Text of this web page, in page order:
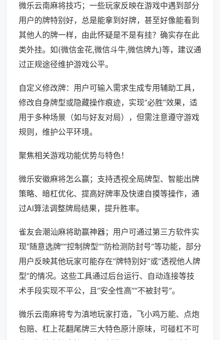
微乐云南麻将技巧；一些玩家反映在游戏中遇到部分
用户的牌特别好，总是能拿到好牌，甚至好像能看到
其他人的牌一样，由此怀疑是不是有挂？确实存在此
类外挂。如(微信金花,微信斗牛,微信牌九)等，建议通
过正规途径维护游戏公平。
自定义修改牌：用户可输入需求生成专用辅助工具，
修改自身牌型或隐藏操作痕迹，实现“必胜”效果，适
用于多种场景（如与好友对局），但需注意遵守游戏
规则，维护公平环境。
聚焦相关游戏功能优势与特色！
微乐安徽麻将怎么赢；支持透视全局牌型、智能出牌
策略、暗杠优化、提高好牌率及快速自摸等操作，通
过AI算法调整牌局结果，提升胜率。
雀友会潮汕麻将助赢神器；用户可通过第三方软件实
现“随意选牌”“控制牌型”“防检测防封号”等功能，部分
用户反映其他玩家可能存在“牌特别好”或“透视他人牌
型”的情况。这些工具通过后台运行、自动连接等技
术手段实现不平公，且“安全性高”“不被封号”。
微乐云南麻将专为滇地玩家打造，飞小鸡万能、点炮
包赔、杠上花翻尾牌三大特色原汁原味，可碰杠不可